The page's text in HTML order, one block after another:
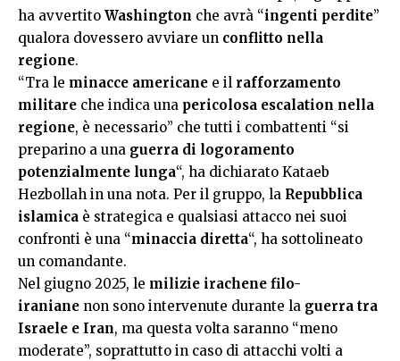
ha avvertito Washington che avrà “ingenti perdite”
qualora dovessero avviare un conflitto nella
regione.
“Tra le minacce americane e il rafforzamento
militare che indica una pericolosa escalation nella
regione, è necessario” che tutti i combattenti “si
preparino a una guerra di logoramento
potenzialmente lunga“, ha dichiarato Kataeb
Hezbollah in una nota. Per il gruppo, la Repubblica
islamica è strategica e qualsiasi attacco nei suoi
confronti è una “minaccia diretta“, ha sottolineato
un comandante.
Nel giugno 2025, le milizie irachene filo-
iraniane non sono intervenute durante la guerra tra
Israele e Iran, ma questa volta saranno “meno
moderate”, soprattutto in caso di attacchi volti a